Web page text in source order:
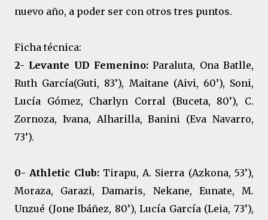
nuevo año, a poder ser con otros tres puntos.
Ficha técnica:
2- Levante UD Femenino: Paraluta, Ona Batlle,
Ruth García(Guti, 83’), Maitane (Aivi, 60’), Soni,
Lucía Gómez, Charlyn Corral (Buceta, 80’), C.
Zornoza, Ivana, Alharilla, Banini (Eva Navarro,
73’).
0- Athletic Club:Tirapu, A. Sierra (Azkona, 53’),
Moraza, Garazi, Damaris, Nekane, Eunate, M.
Unzué (Jone Ibáñez, 80’), Lucía García (Leia, 73’),